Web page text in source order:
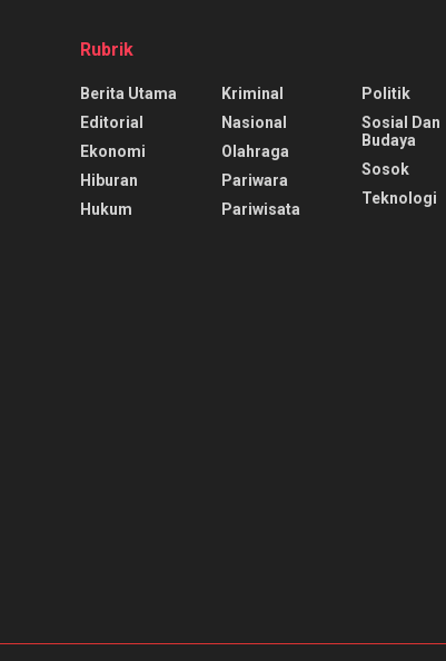
Rubrik
Berita Utama
Editorial
Ekonomi
Hiburan
Hukum
Kriminal
Nasional
Olahraga
Pariwara
Pariwisata
Politik
Sosial Dan
Budaya
Sosok
Teknologi